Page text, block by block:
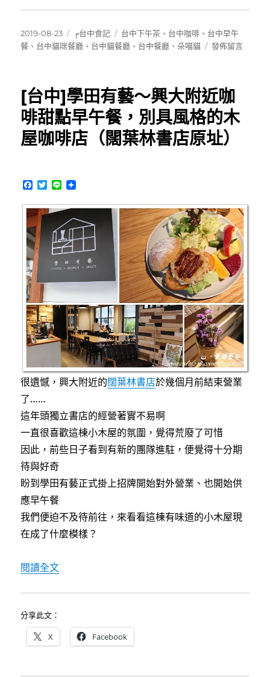
發
佈
2019-08-23
分
類
╒台中食記
標
籤
台中下午茶 、 台中咖啡 、 台中早午
餐 、 台中貓咪餐廳 、 台中貓餐廳 、 台中餐廳 、朵喵貓
在
喵
貓
~
充
滿
可
愛
插
畫
的
隨
性
溫
暖
貓
咪
餐
廳〉
發佈留言
[台中]學田有藝～興大附近咖
啡甜點早午餐，別具風格的木
屋咖啡店（闊葉林書店原址）
F
c
e
b
o
o
k
T
i
t
e
L
n
e
很遺憾，興大附近的闊葉林書店於幾個月前結束營業
了……
這年頭獨立書店的經營著實不易啊
一直很喜歡這棟小木屋的氛圍，覺得荒廢了可惜
因此，前些日子看到有新的團隊進駐，便覺得十分期
待與好奇
盼到學田有藝正式掛上招牌開始對外營業、也開始供
應早午餐
我們便迫不及待前往，來看看這棟有味道的小木屋現
在成了什麼模樣？
閱讀全文〈[台中]學田有藝～興大附近咖啡甜點早午餐，
分享此文：
X Facebook